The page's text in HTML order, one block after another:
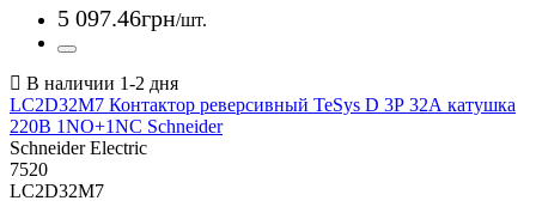
5 097.46грн/шт.
LC2D32M7 Контактор реверсивный TeSys D 3Р 32А катушка
220В 1NO+1NC Schneider
Schneider Electric
7520
LC2D32M7